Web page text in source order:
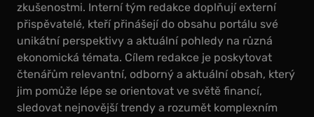
zkušenostmi. Interní tým redakce doplňují externí
přispěvatelé, kteří přinášejí do obsahu portálu své
unikátní perspektivy a aktuální pohledy na různá
ekonomická témata. Cílem redakce je poskytovat
čtenářům relevantní, odborný a aktuální obsah, který
jim pomůže lépe se orientovat ve světě financí,
sledovat nejnovější trendy a rozumět komplexním